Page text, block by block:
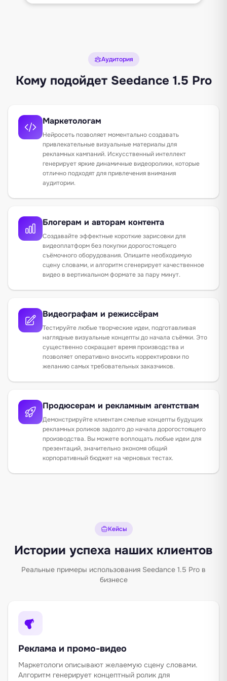
Аудитория
Кому подойдет Seedance 1.5 Pro
Маркетологам
Нейросеть позволяет моментально создавать
привлекательные визуальные материалы для
рекламных кампаний. Искусственный интеллект
генерирует яркие динамичные видеоролики, которые
отлично подходят для привлечения внимания
аудитории.
Блогерам и авторам контента
Создавайте эффектные короткие зарисовки для
видеоплатформ без покупки дорогостоящего
съёмочного оборудования. Опишите необходимую
сцену словами, и алгоритм сгенерирует качественное
видео в вертикальном формате за пару минут.
Видеографам и режиссёрам
Тестируйте любые творческие идеи, подготавливая
наглядные визуальные концепты до начала съёмки. Это
существенно сокращает время производства и
позволяет оперативно вносить корректировки по
желанию самых требовательных заказчиков.
Продюсерам и рекламным агентствам
Демонстрируйте клиентам смелые концепты будущих
рекламных роликов задолго до начала дорогостоящего
производства. Вы можете воплощать любые идеи для
презентаций, значительно экономя общий
корпоративный бюджет на черновых тестах.
Кейсы
Истории успеха наших клиентов
Реальные примеры использования Seedance 1.5 Pro в
бизнесе
Реклама и промо-видео
Маркетологи описывают желаемую сцену словами.
Алгоритм генерирует концептный ролик для